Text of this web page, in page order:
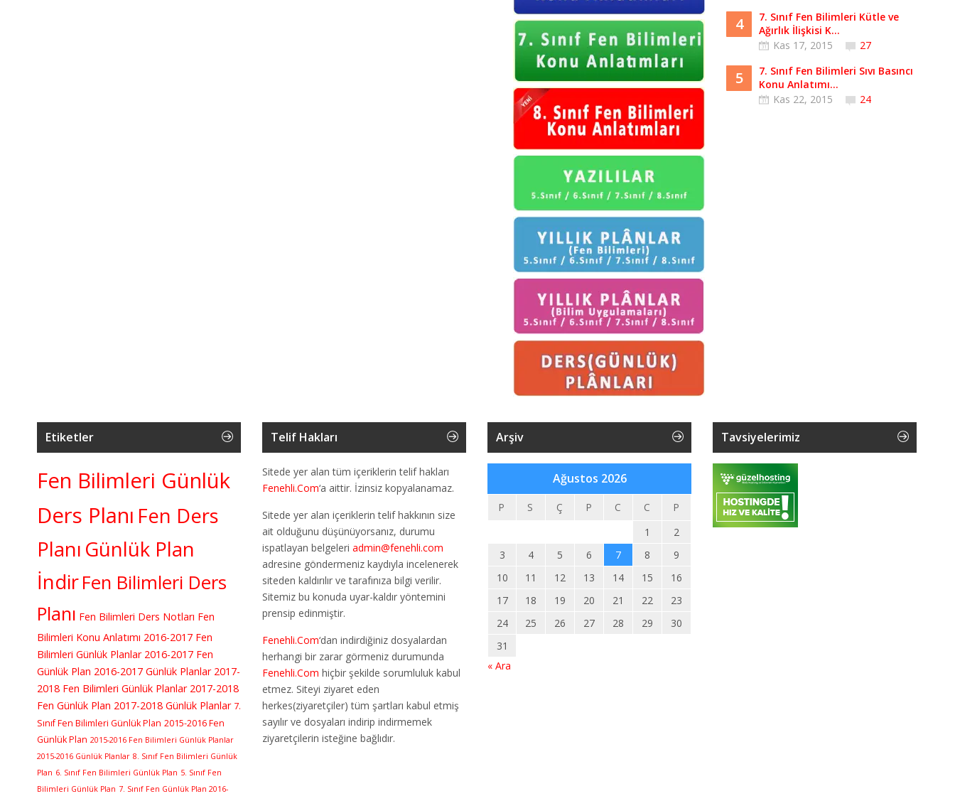
4
7. Sınıf Fen Bilimleri Kütle ve
Ağırlık İlişkisi K...
Kas 17, 2015
27
5
7. Sınıf Fen Bilimleri Sıvı Basıncı
Konu Anlatımı...
Kas 22, 2015
24
Etiketler
Fen Bilimleri Günlük
Ders Planı Fen Ders
Planı Günlük Plan
İndirFen Bilimleri Ders
Planı Fen Bilimleri Ders Notları Fen
Bilimleri Konu Anlatımı 2016-2017 Fen
Bilimleri Günlük Planlar 2016-2017 Fen
Günlük Plan 2016-2017 Günlük Planlar 2017-
2018 Fen Bilimleri Günlük Planlar 2017-2018
Fen Günlük Plan 2017-2018 Günlük Planlar 7.
Sınıf Fen Bilimleri Günlük Plan 2015-2016 Fen
Günlük Plan 2015-2016 Fen Bilimleri Günlük Planlar
2015-2016 Günlük Planlar 8. Sınıf Fen Bilimleri Günlük
Plan 6. Sınıf Fen Bilimleri Günlük Plan 5. Sınıf Fen
Bilimleri Günlük Plan 7. Sınıf Fen Günlük Plan 2016-
Telif Hakları
Sitede yer alan tüm içeriklerin telif hakları
Fenehli.Com‘a aittir. İzinsiz kopyalanamaz.
Sitede yer alan içeriklerin telif hakkının size
ait olduğunu düşünüyorsanız, durumu
ispatlayan belgeleri admin@fenehli.com
adresine göndermeniz kaydıyla incelenerek
siteden kaldırılır ve tarafınıza bilgi verilir.
Sitemiz bu konuda uyar-kaldır yöntemini
prensip edinmiştir.
Fenehli.Com‘dan indirdiğiniz dosyalardan
herhangi bir zarar görmeniz durumunda
Fenehli.Com hiçbir şekilde sorumluluk kabul
etmez. Siteyi ziyaret eden
herkes(ziyaretçiler) tüm şartları kabul etmiş
sayılır ve dosyaları indirip indirmemek
ziyaretçilerin isteğine bağlıdır.
Arşiv
Ağustos 2026
P S Ç P C C
P
1
2
3
4 5 6 7 8
9
10
11 12 13 14 15
16
17
18 19 20 21 22
23
24
25 26 27 28 29
30
31
« Ara
Tavsiyelerimiz